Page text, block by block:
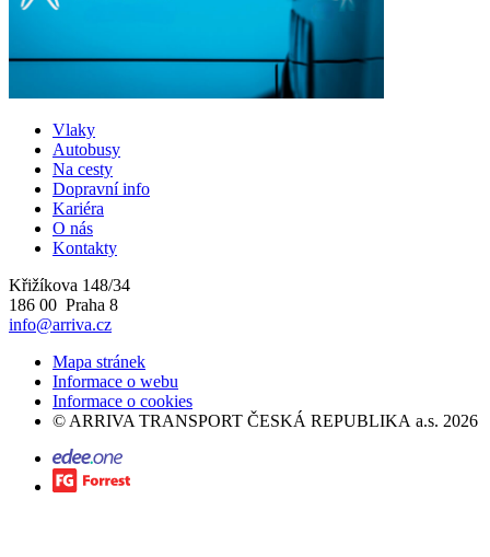
Vlaky
Autobusy
Na cesty
Dopravní info
Kariéra
O nás
Kontakty
Křižíkova 148/34
186 00 Praha 8
info@arriva.cz
Mapa stránek
Informace o webu
Informace o cookies
© ARRIVA TRANSPORT ČESKÁ REPUBLIKA a.s. 2026